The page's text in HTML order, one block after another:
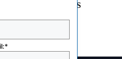
PRE-FORMADAS